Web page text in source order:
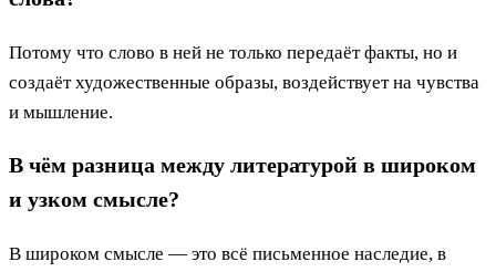
Потому что слово в ней не только передаёт факты, но и
создаёт художественные образы, воздействует на чувства
и мышление.
В чём разница между литературой в широком
и узком смысле?
В широком смысле — это всё письменное наследие, в